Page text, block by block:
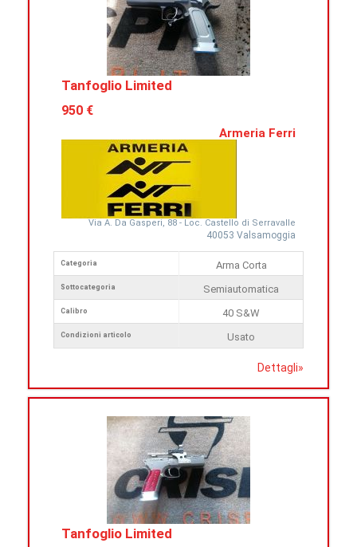
Tanfoglio Limited
950 €
Armeria Ferri
Via A. Da Gasperi, 88 - Loc. Castello di Serravalle
40053 Valsamoggia
Categoria
Sottocategoria
Calibro
Condizioni articolo
Arma Corta
Semiautomatica
40 S&W
Usato
Dettagli»
Tanfoglio Limited